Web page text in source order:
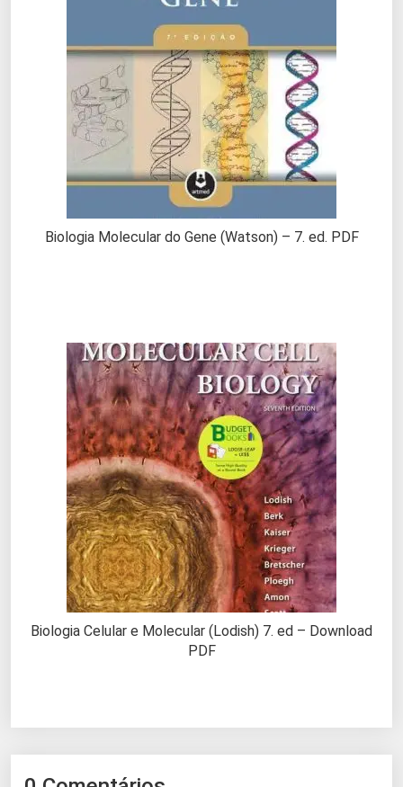
Biologia Molecular do Gene (Watson) – 7. ed. PDF
Biologia Celular e Molecular (Lodish) 7. ed – Download
PDF